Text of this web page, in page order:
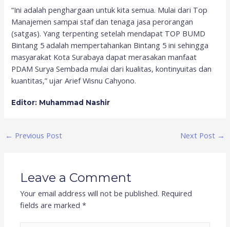
“Ini adalah penghargaan untuk kita semua. Mulai dari Top
Manajemen sampai staf dan tenaga jasa perorangan
(satgas). Yang terpenting setelah mendapat TOP BUMD
Bintang 5 adalah mempertahankan Bintang 5 ini sehingga
masyarakat Kota Surabaya dapat merasakan manfaat
PDAM Surya Sembada mulai dari kualitas, kontinyuitas dan
kuantitas,” ujar Arief Wisnu Cahyono.
Editor: Muhammad Nashir
← Previous Post Next Post →
Leave a Comment
Your email address will not be published. Required
fields are marked*